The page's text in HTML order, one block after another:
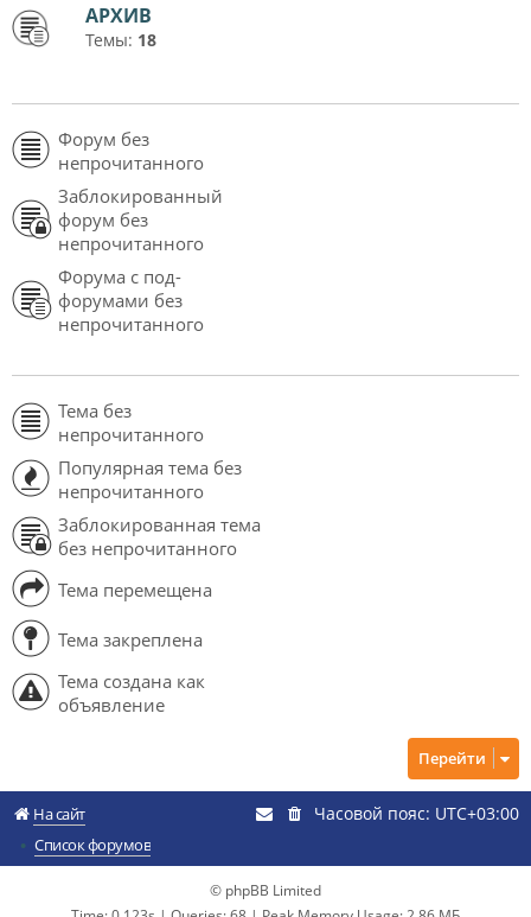
АРХИВ
Темы: 18
Форум без
непрочитанного
Заблокированный
форум без
непрочитанного
Форума с под-
форумами без
непрочитанного
Тема без
непрочитанного
Популярная тема без
непрочитанного
Заблокированная тема
без непрочитанного
Тема перемещена
Тема закреплена
Тема создана как
объявление
Перейти
На сайт
Список форумов
Часовой пояс: UTC+03:00
© phpBB Limited